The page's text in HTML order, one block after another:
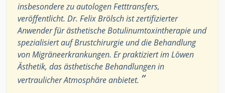
insbesondere zu autologen Fetttransfers,
veröffentlicht. Dr. Felix Brölsch ist zertifizierter
Anwender für ästhetische Botulinumtoxintherapie und
spezialisiert auf Brustchirurgie und die Behandlung
von Migräneerkrankungen. Er praktiziert im Löwen
Ästhetik, das ästhetische Behandlungen in
vertraulicher Atmosphäre anbietet. ”